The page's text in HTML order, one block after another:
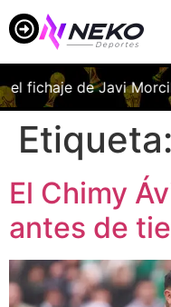
fichaje de Javi
Etiqueta:
El Chimy
antes de